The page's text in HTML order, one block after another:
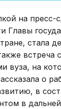
на пресс-
Главы
стала
встреча
вуза, на
о
в
в